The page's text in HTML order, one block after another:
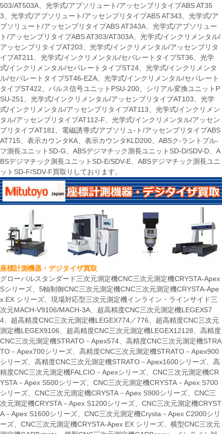
503/AT503A、光学式/アブソリュート/アッセンブリタイプABS AT35
3、光学式/アブソリュート/アッセンブリタイプABS AT343、光学式/ア
ブソリュート/アッセンブリタイプABS AT343A、光学式/アブソリュー
ト/アッセンブリタイプABS AT303/AT303A、光学式/インクリメンタル/
アッセンブリタイプAT203、光学式/インクリメンタル/アッセンブリタ
イプAT211、光学式/インクリメンタル/セパレートタイプST36、光学
式/インクリメンタル/セパレートタイプST24、光学式/インクリメンタ
ル/セパレートタイプST46-EZA、光学式/インクリメンタル/セパレート
タイプST422、パルス信号ユニットPSU-200、シリアル変換ユニットP
SU-251、光学式/インクリメンタル/アッセンブリタイプAT103、光学
式/インクリメンタル/アッセンブリタイプAT113、光学式/インクリメン
タル/アッセンブリタイプAT112-F、光学式/インクリメンタル/アッセン
ブリタイプAT181、電磁誘導式/アブソリュ-ト/アッセンブリタイプABS
AT715、表示カウンタKA、表示カウンタKLD200、ABSク-ラントプル-
フ測長ユニットSD-G、ABSデジマチック測長ユニットSD-D/SDV-D、A
BSデジマチック測長ユニットSD-E/SDV-E、ABSデジマチック測長ユニ
ットSD-F/SDV-F買取りしております。
座標計測機器・デジタイザ買取
グローバルスタンダード三次元測定機CNC三次元測定機CRYSTA-Apex
Sシリーズ、5軸制御CNC三次元測定機CNC三次元測定機CRYSTA-Ape
x EX シリーズ、現場対応型三次元測定機インライン・ラインサイド三
次元MACH-V9106/MACH-3A、超高精度CNC三次元測定機LEGEX57
4、超高精度CNC三次元測定機LEGEX774／776、超高精度CNC三次元
測定機LEGEX9106、超高精度CNC三次元測定機LEGEX12128、高精度
CNC三次元測定機STRATO－Apex574、高精度CNC三次元測定機STRA
TO－Apex700シリーズ、高精度CNC三次元測定機STRATO－Apex900
シリーズ、高精度CNC三次元測定機STRATO－Apex1600シリーズ、高
精度CNC三次元測定機FALCIO－Apexシリーズ、CNC三次元測定機CR
YSTA－Apex S500シリーズ、CNC三次元測定機CRYSTA－Apex S700
シリーズ、CNC三次元測定機CRYSTA－Apex S900シリーズ、CNC三
次元測定機CRYSTA－Apex S1200シリーズ、CNC三次元測定機CRYST
A－Apex S1600シリーズ、CNC三次元測定機Crysta－Apex C2000シリ
ーズ、CNC三次元測定機CRYSTA-Apex EX シリーズ、横型CNC三次元